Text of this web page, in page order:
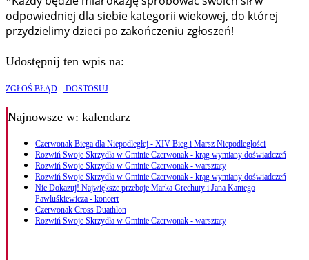
odpowiedniej dla siebie kategorii wiekowej, do której
przydzielimy dzieci po zakończeniu zgłoszeń!
Udostępnij ten wpis na:
ZGŁOŚ BŁĄD DOSTOSUJ
Najnowsze w: kalendarz
Czerwonak Biega dla Niepodległej - XIV Bieg i Marsz Niepodległości
Rozwiń Swoje Skrzydła w Gminie Czerwonak - krąg wymiany doświadczeń
Rozwiń Swoje Skrzydła w Gminie Czerwonak - warsztaty
Rozwiń Swoje Skrzydła w Gminie Czerwonak - krąg wymiany doświadczeń
Nie Dokazuj! Największe przeboje Marka Grechuty i Jana Kantego
Pawluśkiewicza - koncert
Czerwonak Cross Duathlon
Rozwiń Swoje Skrzydła w Gminie Czerwonak - warsztaty